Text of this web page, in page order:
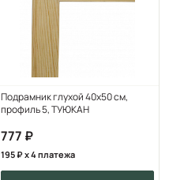
Подрамник глухой 40х50 см,
профиль 5, ТУЮКАН
777
195 x 4 платежа